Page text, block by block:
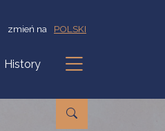
zmień na POLSKI
History
Submenu